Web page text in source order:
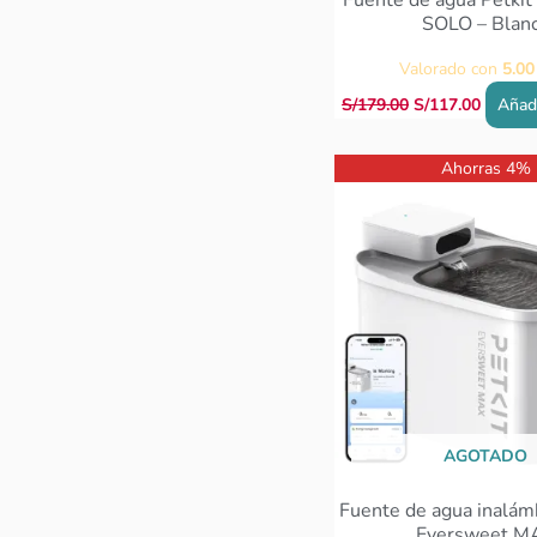
SOLO –
Valorado con 5.00
S/179.00 S/117.00
Ahorras 4%
AGOTADO
Fuente de agua
El
precio
era:
S/357.00.
El
S/